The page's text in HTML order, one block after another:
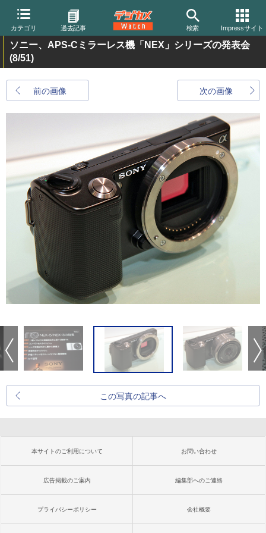
カテゴリ 過去記事 検索 Impressサイト
ソニー、APS-Cミラーレス機「NEX」シリーズの発表会
(8/51)
前の画像 次の画像
この写真の記事へ
本サイトのご利用について お問い合わせ
広告掲載のご案内 編集部へのご連絡
プライバシーポリシー 会社概要